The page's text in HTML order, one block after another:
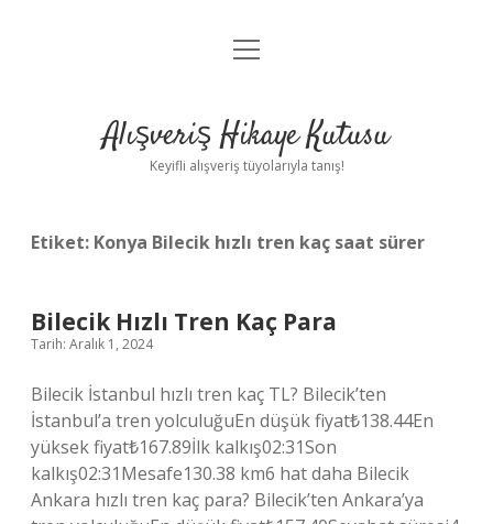
Anasayfa
Yasal Uyarı
menüyü
Alışveriş Hikaye Kutusu
Keyifli alışveriş tüyolarıyla tanış!
Etiket: Konya Bilecik hızlı tren kaç saat sürer
Bilecik Hızlı Tren Kaç Para
Tarih: Aralık 1, 2024
Bilecik İstanbul hızlı tren kaç TL? Bilecik’ten
İstanbul’a tren yolculuğuEn düşük fiyat₺138.44En
yüksek fiyat₺167.89İlk kalkış02:31Son
kalkış02:31Mesafe130.38 km6 hat daha Bilecik
Ankara hızlı tren kaç para? Bilecik’ten Ankara’ya